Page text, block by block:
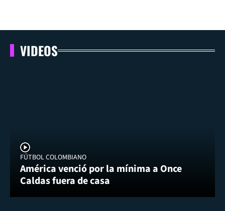
VIDEOS
FÚTBOL COLOMBIANO
América venció por la mínima a Once
Caldas fuera de casa